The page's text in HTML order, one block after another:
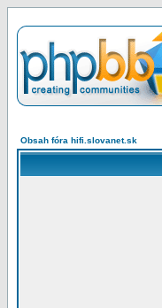
Obsah fóra hifi.slovanet.sk